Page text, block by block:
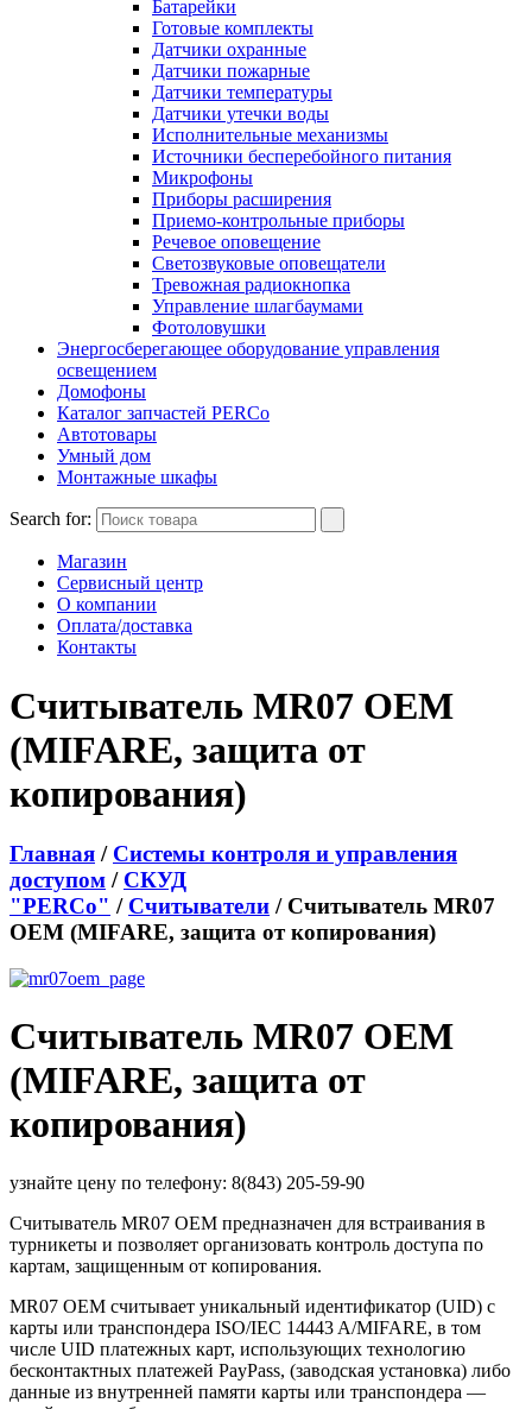
Батарейки
Готовые комплекты
Датчики охранные
Датчики пожарные
Датчики температуры
Датчики утечки воды
Исполнительные механизмы
Источники бесперебойного питания
Микрофоны
Приборы расширения
Приемо-контрольные приборы
Речевое оповещение
Светозвуковые оповещатели
Тревожная радиокнопка
Управление шлагбаумами
Фотоловушки
Энергосберегающее оборудование управления
освещением
Домофоны
Каталог запчастей PERCo
Автотовары
Умный дом
Монтажные шкафы
Search for:
Магазин
Сервисный центр
О компании
Оплата/доставка
Контакты
Считыватель MR07 OEM
(MIFARE, защита от
копирования)
Главная / Системы контроля и управления
доступом / СКУД
"PERCo" / Считыватели / Считыватель MR07
OEM (MIFARE, защита от копирования)
Считыватель MR07 OEM
(MIFARE, защита от
копирования)
узнайте цену по телефону: 8(843) 205-59-90
Считыватель MR07 OEM предназначен для встраивания в
турникеты и позволяет организовать контроль доступа по
картам, защищенным от копирования.
MR07 OEM считывает уникальный идентификатор (UID) с
карты или транспондера ISO/IEC 14443 A/MIFARE, в том
числе UID платежных карт, использующих технологию
бесконтактных платежей PayPass, (заводская установка) либо
данные из внутренней памяти карты или транспондера —